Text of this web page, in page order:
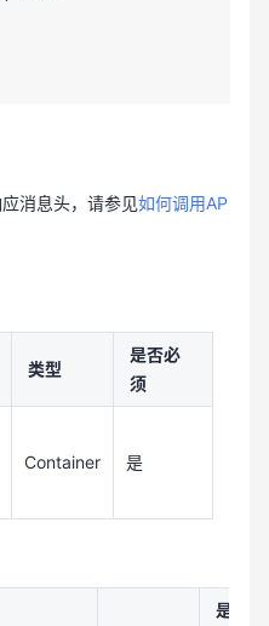
消息头，请参见如何调用AP
类型
是否必
须
Container 是
是